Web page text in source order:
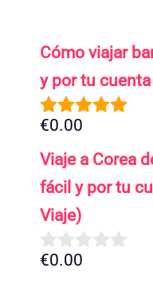
Cómo viajar
y por tu cuenta
5.00de 5
€0.00
Viaje a Corea
fácil y por tu
Viaje)
0
€0.00